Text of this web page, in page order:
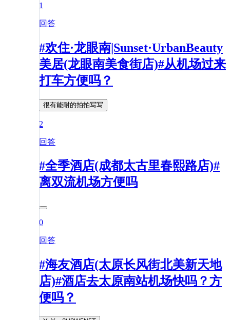
1
回答
#欢住·龙眼南|Sunset·UrbanBeauty
美居(龙眼南美食街店)#从机场过来
打车方便吗？
很有能耐的拍拍写写
2
回答
#全季酒店(成都太古里春熙路店)#
离双流机场方便吗
0
回答
#海友酒店(太原长风街北美新天地
店)#酒店去太原南站机场快吗？方
便吗？